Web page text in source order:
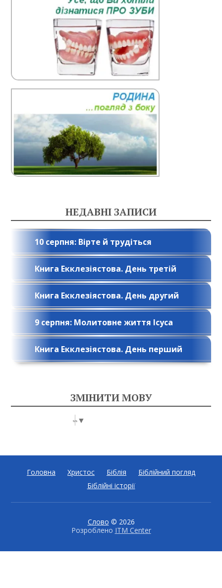
НЕДАВНІ ЗАПИСИ
10 серпня: Вірте й трудіться
Книга Екклезіястова. День третій
Книга Екклезіястова. День другий
9 серпня: Молитовне життя Ісуса
Книга Екклезіястова. День перший
ЗМІНИТИ МОВУ
Select Language ▼
Головна Христос Біблія
Біблійний погляд
Біблійні історії
Слово © 2026
Розроблено ITM Center